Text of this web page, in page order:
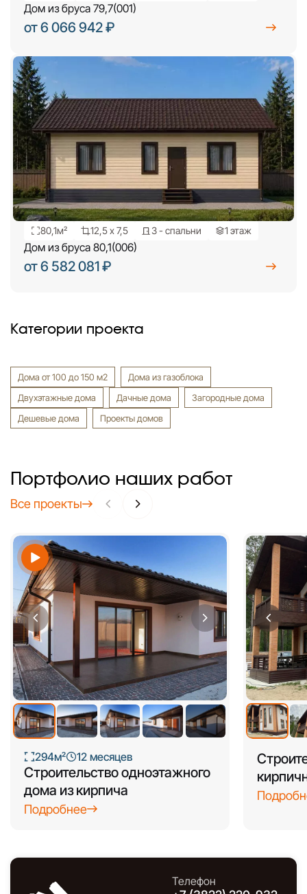
Дом из бруса 79,7(001)
от 6 066 942 ₽
80,1м² 12,5 х 7,5 3 - спальни 1 этаж
Дом из бруса 80,1(006)
от 6 582 081 ₽
Категории проекта
Дома от 100 до 150 м2
Дома из газоблока
Двухэтажные дома
Дачные дома
Загородные дома
Дешевые дома
Проекты домов
Портфолио наших работ
Все проекты
294м² 12 месяцев
Строительство одноэтажного
дома из кирпича
Подробнее
Телефон